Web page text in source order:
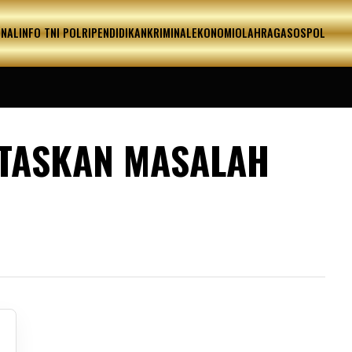
INFO TNI POLRIPENDIDIKANKRIMINALEKONOMIOLAHRAGASOSPOL
MASALAH